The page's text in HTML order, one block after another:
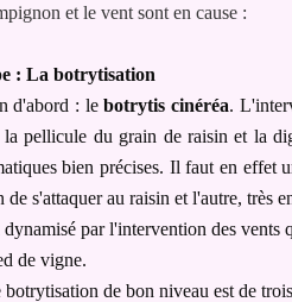
et le vent sont en cause :
: La botrytisation
d'abord : lebotrytis cinéréa.
la pellicule du grain de raisin et la
bien précises. Il faut en effet
de s'attaquer au raisin et l'autre, très
par l'intervention des
de vigne.
de bon niveau est de